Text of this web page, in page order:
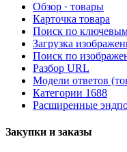
Обзор · товары
Карточка товара
Поиск по
Загрузка
Поиск по
Разбор URL
Модели ответов
Категории 1688
Расширенные
Закупки и заказы